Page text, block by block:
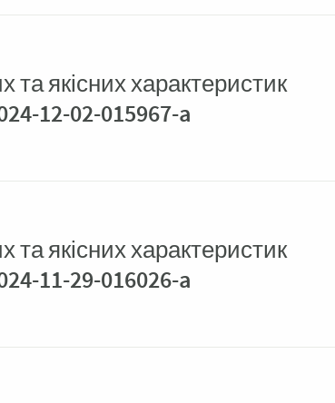
та якісних характеристик
12-02-015967-a
та якісних характеристик
11-29-016026-a